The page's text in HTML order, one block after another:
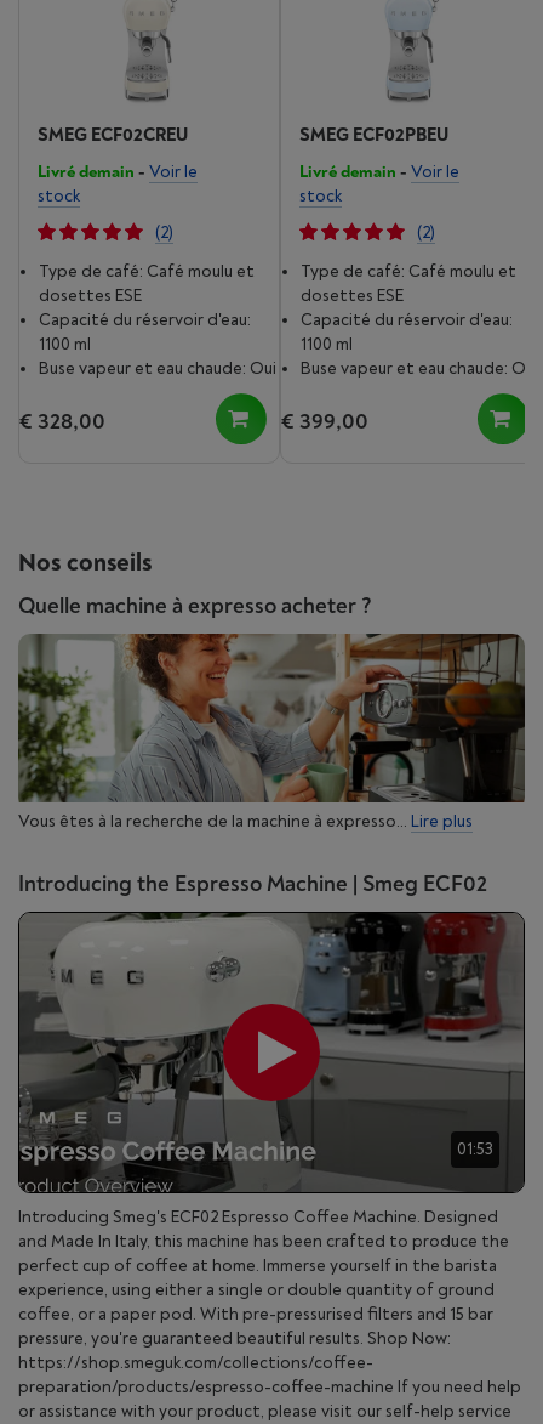
SMEG ECF02CREU
Livré demain - Voir le
stock
(2)
Type de café: Café moulu et
dosettes ESE
Capacité du réservoir d'eau:
1100 ml
Buse vapeur et eau chaude: Oui
€ 328,00
SMEG ECF02PBEU
Livré demain - Voir le
stock
(2)
Type de café: Café moulu et
dosettes ESE
Capacité du réservoir d'eau:
1100 ml
Buse vapeur et eau chaude: Oui
€ 399,00
Nos conseils
Quelle machine à expresso acheter ?
Vous êtes à la recherche de la machine à expresso... Lire plus
Introducing the Espresso Machine | Smeg ECF02
01:53
Introducing Smeg's ECF02 Espresso Coffee Machine. Designed
and Made In Italy, this machine has been crafted to produce the
perfect cup of coffee at home. Immerse yourself in the barista
experience, using either a single or double quantity of ground
coffee, or a paper pod. With pre-pressurised filters and 15 bar
pressure, you're guaranteed beautiful results. Shop Now:
https://shop.smeguk.com/collections/coffee-
preparation/products/espresso-coffee-machine If you need help
or assistance with your product, please visit our self-help service